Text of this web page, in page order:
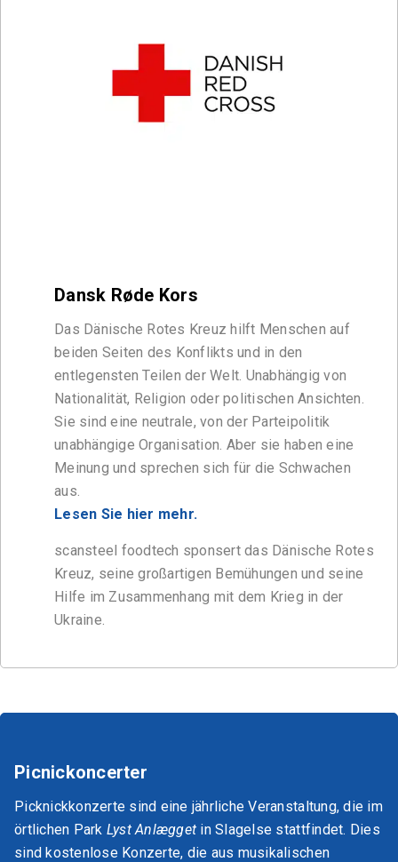
Dansk Røde Kors
Das Dänische Rotes Kreuz hilft Menschen auf
beiden Seiten des Konflikts und in den
entlegensten Teilen der Welt. Unabhängig von
Nationalität, Religion oder politischen Ansichten.
Sie sind eine neutrale, von der Parteipolitik
unabhängige Organisation. Aber sie haben eine
Meinung und sprechen sich für die Schwachen
aus.
Lesen Sie hier mehr.
scansteel foodtech sponsert das Dänische Rotes
Kreuz, seine großartigen Bemühungen und seine
Hilfe im Zusammenhang mit dem Krieg in der
Ukraine.
Picnickoncerter
Picknickkonzerte sind eine jährliche Veranstaltung, die im
örtlichen Park Lyst Anlægget in Slagelse stattfindet. Dies
sind kostenlose Konzerte, die aus musikalischen